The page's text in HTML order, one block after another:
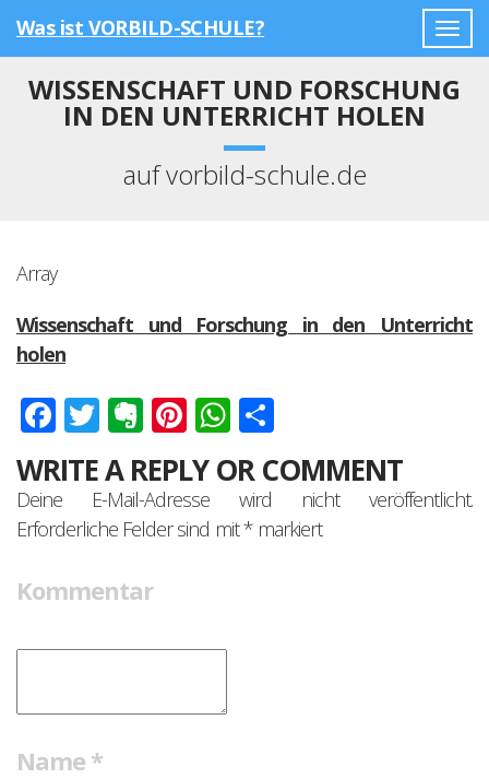
Was ist VORBILD-SCHULE?
WISSENSCHAFT UND FORSCHUNG
IN DEN UNTERRICHT HOLEN
auf vorbild-schule.de
Array
Wissenschaft und Forschung in den Unterricht
holen
Facebook
Twitter
Evernote
Pinterest
WhatsApp
WRITE A REPLY OR COMMENT
Deine E-Mail-Adresse wird nicht veröffentlicht.
Erforderliche Felder sind mit*markiert
Kommentar
Name *